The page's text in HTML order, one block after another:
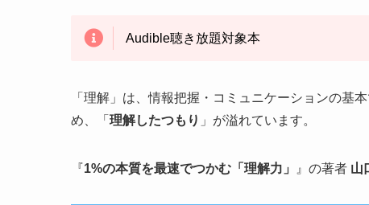
Audible聴き放題対象本
「理解」は、情報把握・コミュニケーションの基
め、「 理解したつもり 」が溢れています。
『1%の本質を最速でつかむ「理解力」 』の著者 山